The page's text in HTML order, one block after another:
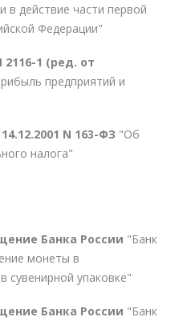
в действие части первой
Федерации"
2116-1 (ред. от
предприятий и
N 163-ФЗ "Об
налога"
Банка России "Банк
монеты в
сувенирной упаковке"
Банка России "Банк